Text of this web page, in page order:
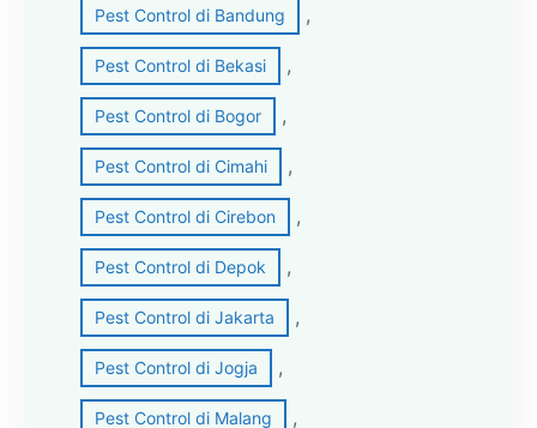
Pest Control di Bandung ,
Pest Control di Bekasi ,
Pest Control di Bogor ,
Pest Control di Cimahi ,
Pest Control di Cirebon ,
Pest Control di Depok ,
Pest Control di Jakarta ,
Pest Control di Jogja ,
Pest Control di Malang ,